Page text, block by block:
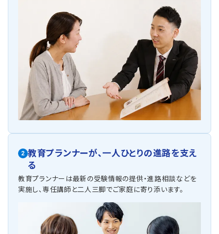
2 教育プランナーが、一人ひとりの進路を支え
る
教育プランナーは最新の受験情報の提供・進路相談などを
実施し、専任講師と二人三脚でご家庭に寄り添います。